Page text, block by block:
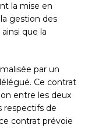
la mise en
gestion des
que la
par un
Ce contrat
entre les deux
respectifs de
contrat prévoie